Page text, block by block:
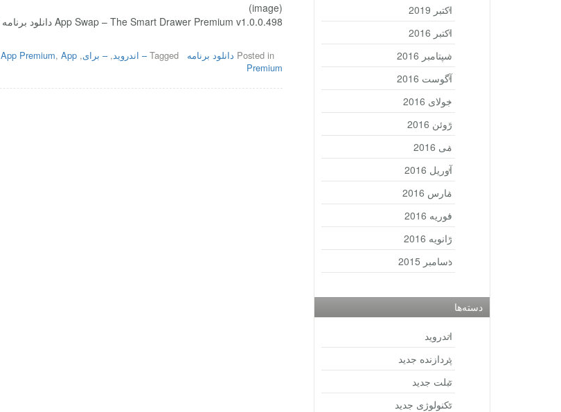
(image)
App Swap – The Smart Drawer Premium v1.0.0.498 دانلود برنامه کشو هوشمند برای اندروید
Posted in دانلود برنامه Tagged – اندروید,– برای,
App Premium, App اندروید
Premium
اکتبر 2019
اکتبر 2016
سپتامبر 2016
آگوست 2016
جولای 2016
ژوئن 2016
می 2016
آوریل 2016
مارس 2016
فوریه 2016
ژانویه 2016
دسامبر 2015
دسته‌ها
اندروید
پردازنده جدید
تبلت جدید
تکنولوژی جدید